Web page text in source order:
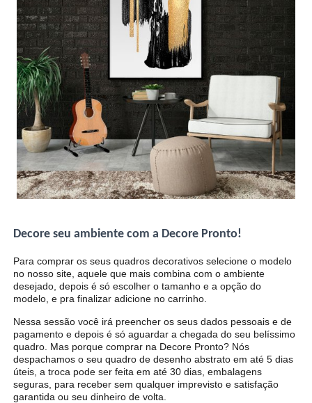
Decore seu ambiente com a Decore Pronto!
Para comprar os seus quadros decorativos selecione o modelo
no nosso site, aquele que mais combina com o ambiente
desejado, depois é só escolher o tamanho e a opção do
modelo, e pra finalizar adicione no carrinho.
Nessa sessão você irá preencher os seus dados pessoais e de
pagamento e depois é só aguardar a chegada do seu belíssimo
quadro. Mas porque comprar na Decore Pronto? Nós
despachamos o seu quadro de desenho abstrato em até 5 dias
úteis, a troca pode ser feita em até 30 dias, embalagens
seguras, para receber sem qualquer imprevisto e satisfação
garantida ou seu dinheiro de volta.